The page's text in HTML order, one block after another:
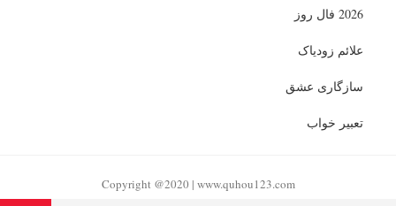
2026 فال روز
علائم زودیاک
سازگاری عشق
تعبیر خواب
Copyright @2020 | www.quhou123.com